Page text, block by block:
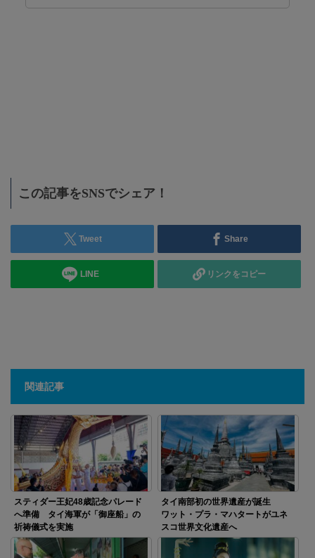
この記事をSNSでシェア！
Tweet Share
LINE リンクをコピー
関連記事
スティダー王妃48歳記念パレード
へ準備 タイ海軍が「御座船」の
祈祷儀式を実施
タイ南部初の世界遺産が誕生
ワット・プラ・マハタートがユネ
スコ世界文化遺産へ